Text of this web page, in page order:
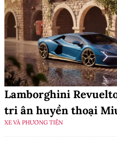
Lamborghini
tri ân huyền thoại
XE VÀ PHƯƠNG TIỆN